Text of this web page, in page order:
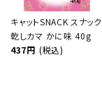
キャットSNACK スナック
乾しカマ かに味 40g
437円 (税込)